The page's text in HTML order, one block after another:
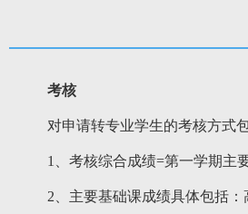
考核
对申请转专业学生的考核方式
1、考核综合成绩=第一学期主
2、主要基础课成绩具体包括